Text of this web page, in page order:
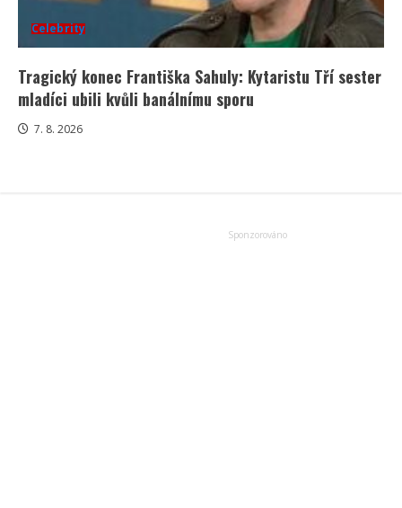
Celebrity
Tragický konec Františka Sahuly: Kytaristu Tří sester
mladíci ubili kvůli banálnímu sporu
7. 8. 2026